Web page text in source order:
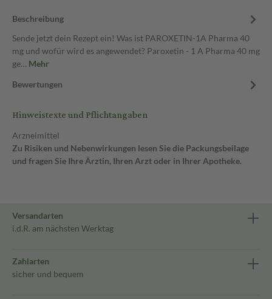
Beschreibung
Sende jetzt dein Rezept ein! Was ist PAROXETIN-1A Pharma 40
mg und wofür wird es angewendet? Paroxetin - 1 A Pharma 40 mg
ge… Mehr
Bewertungen
Hinweistexte und Pflichtangaben
Arzneimittel
Zu Risiken und Nebenwirkungen lesen Sie die Packungsbeilage
und fragen Sie Ihre Ärztin, Ihren Arzt oder in Ihrer Apotheke.
Versandarten
i.d.R. am nächsten Werktag
Zahlarten
sicher und bequem